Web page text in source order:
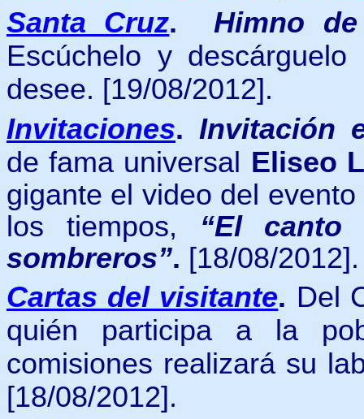
Santa Cruz.
Himno
Escúchelo y
desee. [19/08/2012].
Invitaciones. Invitación
de fama universal Eliseo
gigante el video del
los tiempos, “El canto
sombreros”. [18/08/2012].
Cartas del visitante. Del
quién participa a la
comisiones realizará su
[18/08/2012].